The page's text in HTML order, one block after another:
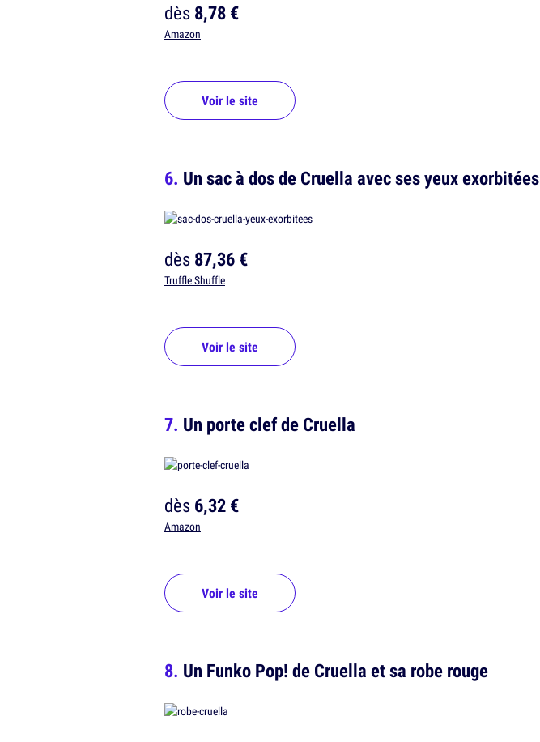
dès8,78 €
Amazon
Voir le site
Un sac à dos de Cruella avec ses yeux exorbitées
dès87,36 €
Truffle Shuffle
Voir le site
Un porte clef de Cruella
dès6,32 €
Amazon
Voir le site
Un Funko Pop! de Cruella et sa robe rouge